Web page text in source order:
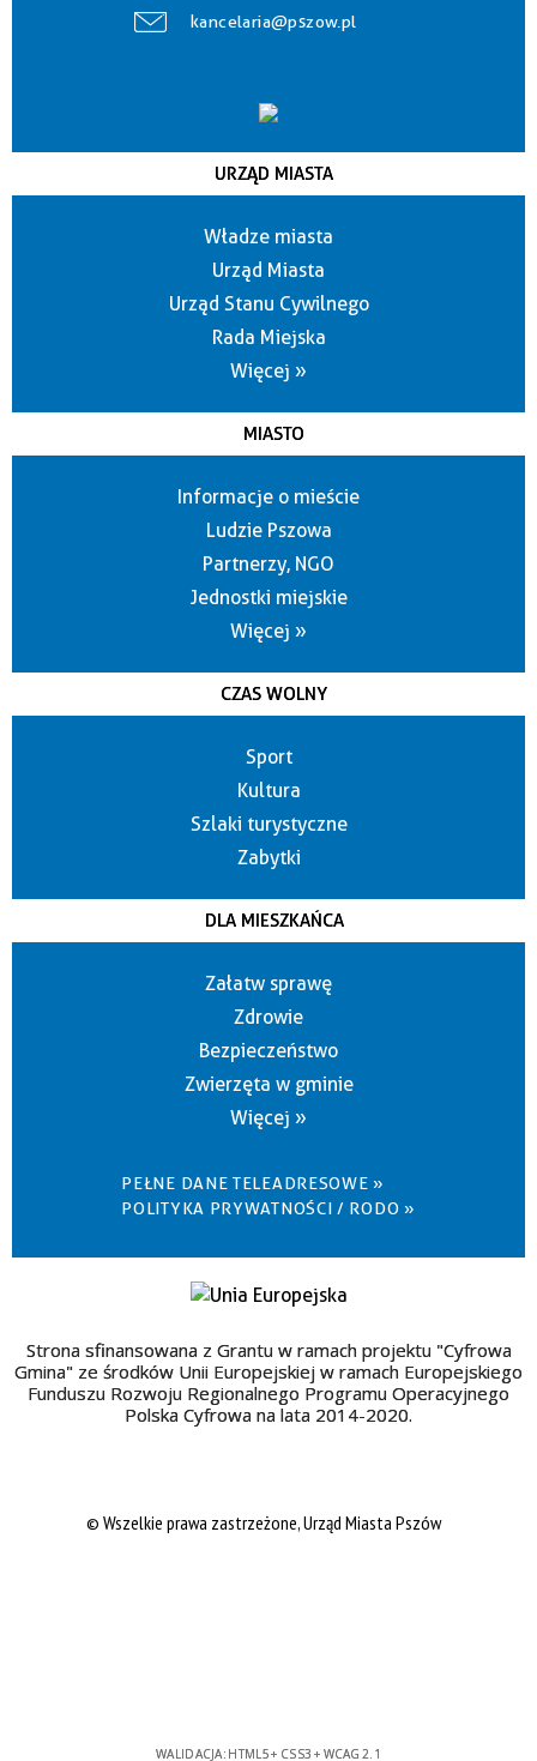
kancelaria@pszow.pl
URZĄD MIASTA
Władze miasta
Urząd Miasta
Urząd Stanu Cywilnego
Rada Miejska
Więcej »
MIASTO
Informacje o mieście
Ludzie Pszowa
Partnerzy, NGO
Jednostki miejskie
Więcej »
CZAS WOLNY
Sport
Kultura
Szlaki turystyczne
Zabytki
DLA MIESZKAŃCA
Załatw sprawę
Zdrowie
Bezpieczeństwo
Zwierzęta w gminie
Więcej »
PEŁNE DANE TELEADRESOWE »
POLITYKA PRYWATNOŚCI / RODO »
Strona sfinansowana z Grantu w ramach projektu "Cyfrowa
Gmina" ze środków Unii Europejskiej w ramach Europejskiego
Funduszu Rozwoju Regionalnego Programu Operacyjnego
Polska Cyfrowa na lata 2014-2020.
© Wszelkie prawa zastrzeżone, Urząd Miasta Pszów
WALIDACJA: HTML5+ CSS3 + WCAG 2.1